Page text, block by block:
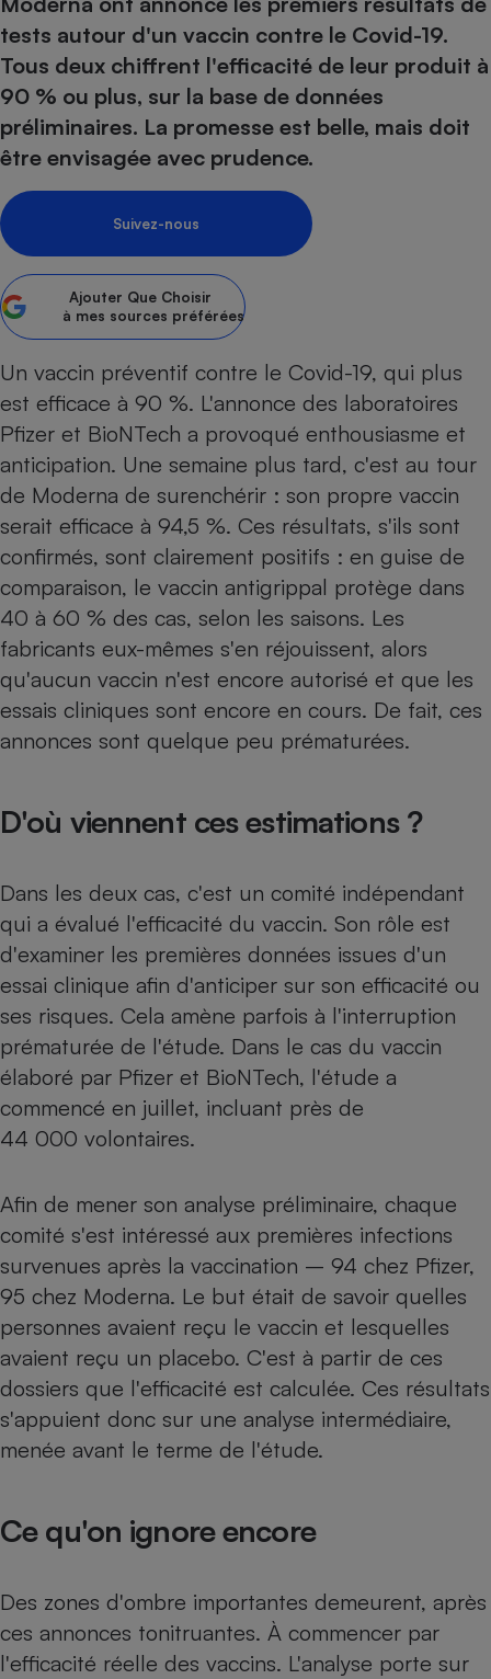
tests autour d'un vaccin contre le Covid-19.
Tous deux chiffrent l'efficacité de leur produit à
90 % ou plus, sur la base de données
préliminaires. La promesse est belle, mais doit
être envisagée avec prudence.
Suivez-nous
Ajouter Que Choisir
à mes sources préférées
Un vaccin préventif contre le Covid-19, qui plus
est efficace à 90 %. L'annonce des laboratoires
Pfizer et BioNTech a provoqué enthousiasme et
anticipation. Une semaine plus tard, c'est au tour
de Moderna de surenchérir : son propre vaccin
serait efficace à 94,5 %. Ces résultats, s'ils sont
confirmés, sont clairement positifs : en guise de
comparaison, le vaccin antigrippal protège dans
40 à 60 % des cas, selon les saisons. Les
fabricants eux-mêmes s'en réjouissent, alors
qu'aucun vaccin n'est encore autorisé et que les
essais cliniques sont encore en cours. De fait, ces
annonces sont quelque peu prématurées.
D'où viennent ces estimations ?
Dans les deux cas, c'est un comité indépendant
qui a évalué l'efficacité du vaccin. Son rôle est
d'examiner les premières données issues d'un
essai clinique afin d'anticiper sur son efficacité ou
ses risques. Cela amène parfois à l'interruption
prématurée de l'étude. Dans le cas du vaccin
élaboré par Pfizer et BioNTech, l'étude a
commencé en juillet, incluant près de
44 000 volontaires.
Afin de mener son analyse préliminaire, chaque
comité s'est intéressé aux premières infections
survenues après la vaccination – 94 chez Pfizer,
95 chez Moderna. Le but était de savoir quelles
personnes avaient reçu le vaccin et lesquelles
avaient reçu un placebo. C'est à partir de ces
dossiers que l'efficacité est calculée. Ces résultats
s'appuient donc sur une analyse intermédiaire,
menée avant le terme de l'étude.
Ce qu'on ignore encore
Des zones d'ombre importantes demeurent, après
ces annonces tonitruantes. À commencer par
l'efficacité réelle des vaccins. L'analyse porte sur
Sécurité - Hygiène
Complément
alimentaire
Assurance
Banque - Crédit
Epargne - Fiscalité
Mutuelle
Assurance emprunteur
Banque
Circulation routière
Contrôle technique -
Pièce détachée
Moto
Comparateur auto
Supermarché - Drive
Comparatif
Comparatif plaque à
Comparatif hotte
Comparatif climatiseur
Comparatif aspirateur
Comparatif robot cuiseur
Comparatif centrale
Gros électroménager
Petit électroménager -
Lave-linge
Plaque de cuisson à
induction
Climatiseur -
Ventilateur
Électricité - Gaz
Comparatif casque audio
Comparatif barre de son
Comparatif imprimante
Comparatif ordinateur
Comparatif ultrabook
Image et son
Informatique
Internet
Téléphonie
Téléphone mobile -
Smartphone
Antivirus
Crédit immobilier
Comparatif tondeuse
Comparatif poêle à
Comparatif radiateur
Produit d'entretien
Sécurité domestique
Matelas
Radiateur électrique
Hygiène - Beauté
Maladie - Médecine -
Mutuelle
Maison de retraite
Choisir son fioul
Choisir son pellet
Comparateur assurance emprunteur
Energie Moins Chère Ensemble
Tous les comparateurs
Toutes les cartes interactives
Speedtest - Testez le débit de votre
connexion Internet